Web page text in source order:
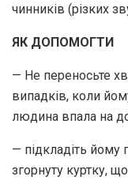
чинників (різких
ЯК ДОПОМОГТИ
— Не переносьте
випадків, коли
людина впала на
— підкладіть йому
згорнуту куртку,